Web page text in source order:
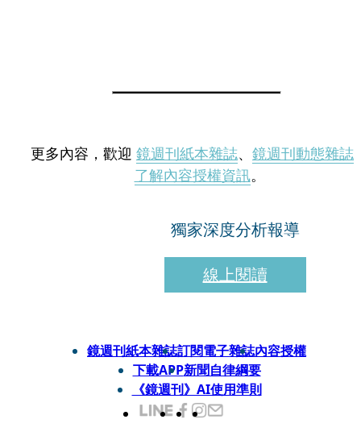
更多內容，歡迎 鏡週刊紙本雜誌、 鏡週刊動態雜誌
了解內容授權資訊。
獨家深度分析報導
線上閱讀
鏡週刊紙本雜誌訂閱電子雜誌內容授權
下載APP新聞自律綱要
《鏡週刊》AI使用準則